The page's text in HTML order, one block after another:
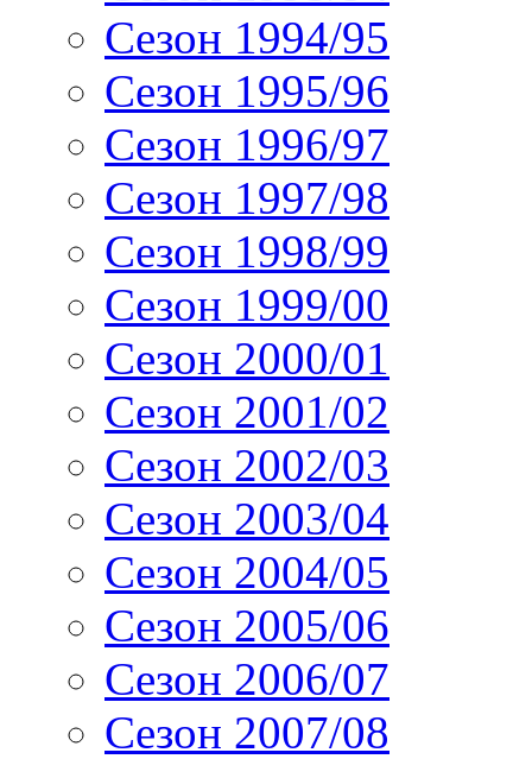
Сезон 1994/95
Сезон 1995/96
Сезон 1996/97
Сезон 1997/98
Сезон 1998/99
Сезон 1999/00
Сезон 2000/01
Сезон 2001/02
Сезон 2002/03
Сезон 2003/04
Сезон 2004/05
Сезон 2005/06
Сезон 2006/07
Сезон 2007/08